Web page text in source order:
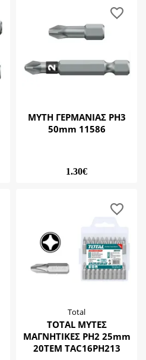
ΜΥΤΗ ΓΕΡΜΑΝΙΑΣ ΡΗ3
50mm 11586
1.30€
Total
TOTAL ΜΥΤΕΣ
ΜΑΓΝΗΤΙΚΕΣ PH2 25mm
20ΤΕΜ TAC16PH213